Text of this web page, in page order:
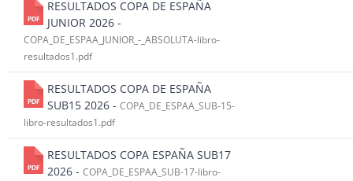
RESULTADOS COPA DE ESPAÑA
JUNIOR 2026 -
COPA_DE_ESPAA_JUNIOR_-_ABSOLUTA-libro-
resultados1.pdf
RESULTADOS COPA DE ESPAÑA
SUB15 2026 - COPA_DE_ESPAA_SUB-15-
libro-resultados1.pdf
RESULTADOS COPA ESPAÑA SUB17
2026 - COPA_DE_ESPAA_SUB-17-libro-